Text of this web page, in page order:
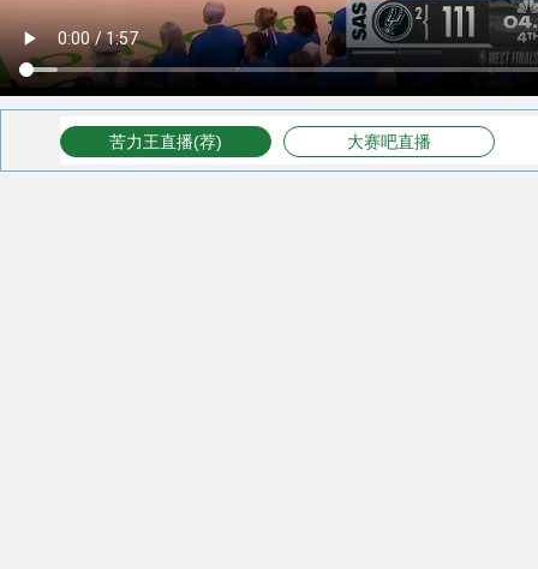
苦力王直播(荐) 大赛吧直播